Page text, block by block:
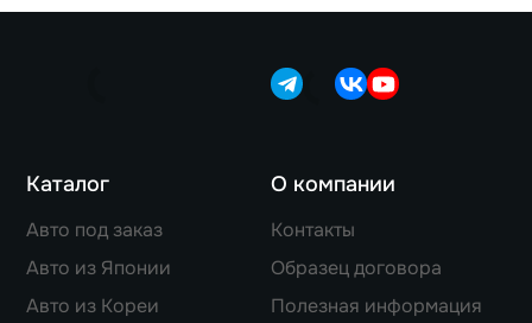
Каталог
Авто под заказ
Авто из Японии
Авто из Кореи
О компании
Контакты
Образец договора
Полезная информация